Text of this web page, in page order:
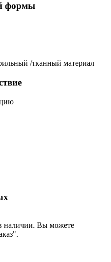
формы
/тканный материал
наличии. Вы можете